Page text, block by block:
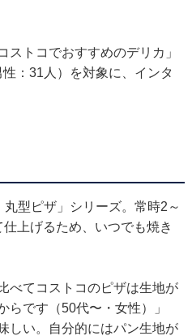
トコでおすすめのデリカ」
：31人）を対象に、インタ
型ピザ」シリーズ。常時2～
上げるため、いつでも焼き
べてコストコのピザは生地が
です（50代〜・女性）」
しい。自分的にはパン生地が